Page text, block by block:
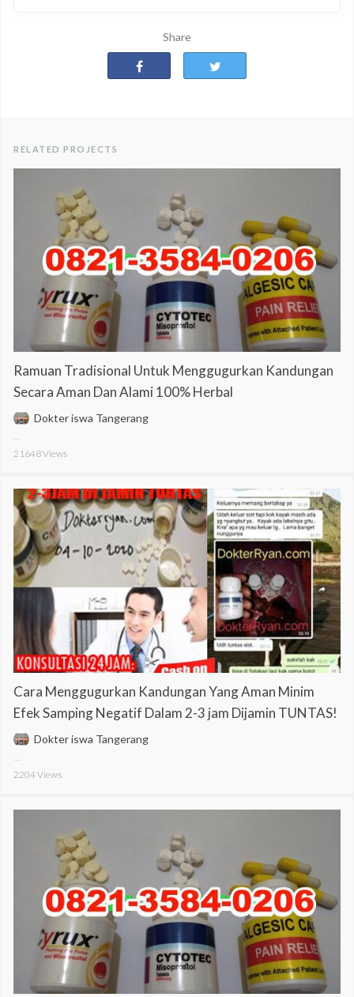
Share
RELATED PROJECTS
Ramuan Tradisional Untuk Menggugurkan Kandungan
Secara Aman Dan Alami 100% Herbal
Dokter iswa Tangerang
21648Views
Cara Menggugurkan Kandungan Yang Aman Minim
Efek Samping Negatif Dalam 2-3 jam Dijamin TUNTAS!
Dokter iswa Tangerang
2204 Views